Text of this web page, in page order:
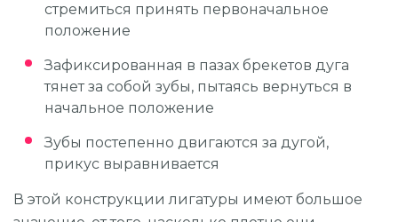
стремиться принять первоначальное
положение
Зафиксированная в пазах брекетов дуга
тянет за собой зубы, пытаясь вернуться в
начальное положение
Зубы постепенно двигаются за дугой,
прикус выравнивается
В этой конструкции лигатуры имеют большое